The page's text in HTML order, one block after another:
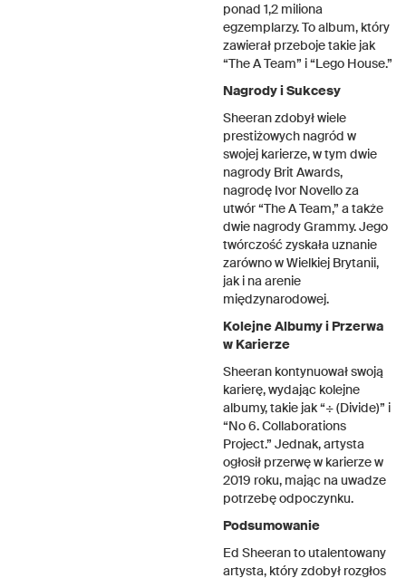
ponad 1,2 miliona
egzemplarzy. To album, który
zawierał przeboje takie jak
“The A Team” i “Lego House.”
Nagrody i Sukcesy
Sheeran zdobył wiele
prestiżowych nagród w
swojej karierze, w tym dwie
nagrody Brit Awards,
nagrodę Ivor Novello za
utwór “The A Team,” a także
dwie nagrody Grammy. Jego
twórczość zyskała uznanie
zarówno w Wielkiej Brytanii,
jak i na arenie
międzynarodowej.
Kolejne Albumy i Przerwa
w Karierze
Sheeran kontynuował swoją
karierę, wydając kolejne
albumy, takie jak “÷ (Divide)” i
“No 6. Collaborations
Project.” Jednak, artysta
ogłosił przerwę w karierze w
2019 roku, mając na uwadze
potrzebę odpoczynku.
Podsumowanie
Ed Sheeran to utalentowany
artysta, który zdobył rozgłos